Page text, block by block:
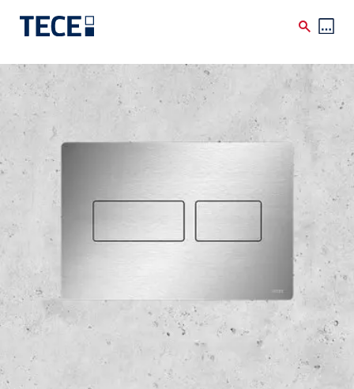
Skip to main content